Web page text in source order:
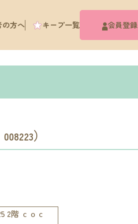
の方へ キープ一覧 会員登録
008223）
2階 ｃｏｃ